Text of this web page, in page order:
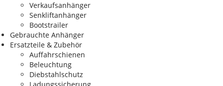
Verkaufsanhänger
Senkliftanhänger
Bootstrailer
Gebrauchte Anhänger
Ersatzteile & Zubehör
Auffahrschienen
Beleuchtung
Diebstahlschutz